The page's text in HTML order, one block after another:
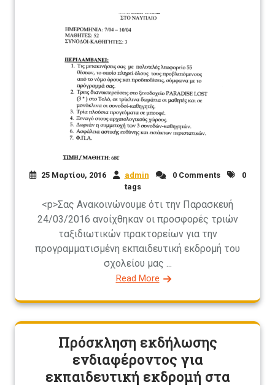
25 Μαρτίου, 2016 admin 0 Comments
0
tags
<p>Σας Ανακοινώνουμε ότι την Παρασκευή
24/03/2016 ανοίχθηκαν οι προσφορές τριών
ταξιδιωτικών πρακτορείων για την
προγραμματισμένη εκπαιδευτική εκδρομή του
σχολείου μας ...
Read More
Πρόσκληση εκδήλωσης
ενδιαφέροντος για
εκπαιδευτική εκδρομή στα